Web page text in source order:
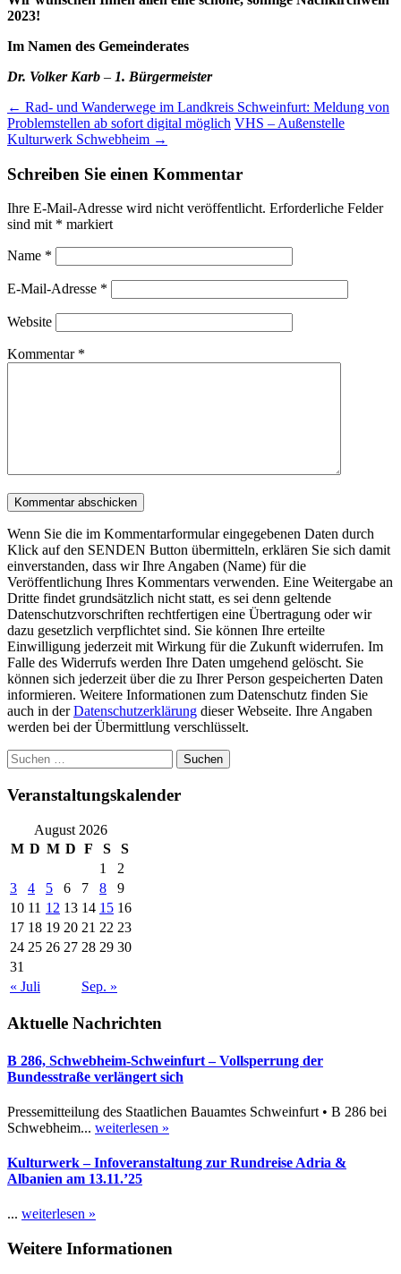
2023!
Im Namen des Gemeinderates
Dr. Volker Karb – 1. Bürgermeister
Post
navigation
← Rad- und Wanderwege im Landkreis Schweinfurt: Meldung von
Problemstellen ab sofort digital möglich VHS – Außenstelle
Kulturwerk Schwebheim →
Schreiben Sie einen Kommentar
Ihre E-Mail-Adresse wird nicht veröffentlicht. Erforderliche Felder
sind mit * markiert
Name *
E-Mail-Adresse *
Website
Kommentar *
Wenn Sie die im Kommentarformular eingegebenen Daten durch
Klick auf den SENDEN Button übermitteln, erklären Sie sich damit
einverstanden, dass wir Ihre Angaben (Name) für die
Veröffentlichung Ihres Kommentars verwenden. Eine Weitergabe an
Dritte findet grundsätzlich nicht statt, es sei denn geltende
Datenschutzvorschriften rechtfertigen eine Übertragung oder wir
dazu gesetzlich verpflichtet sind. Sie können Ihre erteilte
Einwilligung jederzeit mit Wirkung für die Zukunft widerrufen. Im
Falle des Widerrufs werden Ihre Daten umgehend gelöscht. Sie
können sich jederzeit über die zu Ihrer Person gespeicherten Daten
informieren. Weitere Informationen zum Datenschutz finden Sie
auch in derDatenschutzerklärung dieser Webseite. Ihre Angaben
werden bei der Übermittlung verschlüsselt.
Suchen
nach:
Veranstaltungskalender
August 2026
M D M D F S
S
1
2
3
4 5 6 7 8
9
10 11 12 13 14 15 16
17 18 19 20 21 22 23
24 25 26 27 28 29 30
31
« Juli
Sep. »
Aktuelle Nachrichten
B 286, Schwebheim-Schweinfurt – Vollsperrung der
Bundesstraße verlängert sich
Pressemitteilung des Staatlichen Bauamtes Schweinfurt • B 286 bei
Schwebheim... weiterlesen »
Kulturwerk – Infoveranstaltung zur Rundreise Adria &
Albanien am 13.11.’25
... weiterlesen »
Weitere Informationen